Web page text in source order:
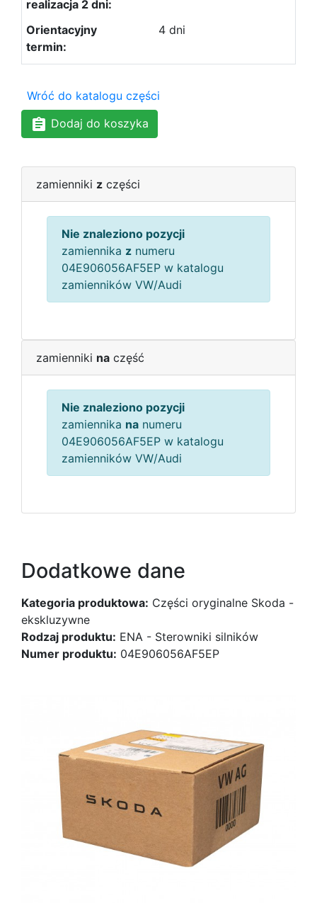
4 dni
Wróć do katalogu części
Dodaj do koszyka
zamienniki z części
Nie znaleziono pozycji
zamiennika z numeru
04E906056AF5EP w katalogu
zamienników VW/Audi
zamienniki na część
Nie znaleziono pozycji
zamiennika na numeru
04E906056AF5EP w katalogu
zamienników VW/Audi
Dodatkowe dane
Kategoria produktowa: Części oryginalne Skoda -
ekskluzywne
Rodzaj produktu: ENA - Sterowniki silników
Numer produktu: 04E906056AF5EP